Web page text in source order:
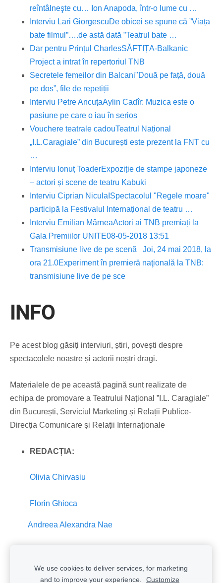
reîntâlneşte cu… Ion Anapoda, într-o lume cu …
Interviu Lari GiorgescuDe obicei se spune că ”Viața
bate filmul”….de astă dată ”Teatrul bate …
Dar pentru Prințul CharlesSĂFTIȚA-Balkanic
Project a intrat în repertoriul TNB
Secretele femeilor din Balcani"Două pe față, două
pe dos”, file de repetiții
Interviu Petre AncuțaAylin Cadîr: Muzica este o
pasiune pe care o iau în serios
Vouchere teatrale cadouTeatrul Național
„I.L.Caragiale” din București este prezent la FNT cu
…
Interviu Ionuț ToaderExpoziție de stampe japoneze
– actori și scene de teatru Kabuki
Interviu Ciprian Nicula ISpectacolul "Regele moare"
participă la Festivalul Internațional de teatru …
Interviu Emilian MârneaActori ai TNB premiați la
Gala Premiilor UNITE08-05-2018 13:51
Transmisiune live de pe scenă
Joi, 24 mai 2018, la
ora 21.0Experiment în premieră naţională la TNB:
transmisiune live de pe sce
INFO
Pe acest blog găsiți interviuri, știri, povești despre
spectacolele noastre și actorii noștri dragi.
Materialele de pe această pagină sunt realizate de
echipa de promovare a Teatrului Național ”I.L. Caragiale”
din București, Serviciul Marketing și Relații Publice-
Direcția Comunicare și Relații Internaționale
REDACȚIA:
Olivia Chirvasiu
Florin Ghioca
Andreea Alexandra Nae
Cookies
We use cookies to deliver services, for marketing
and to improve your experience.
Customize